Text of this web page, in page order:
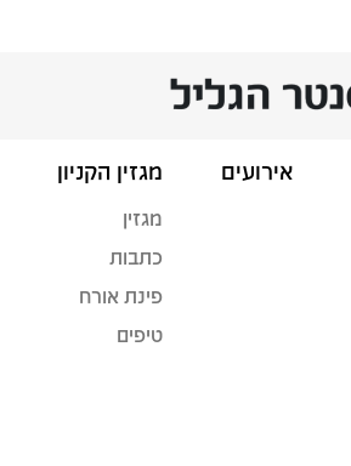
אירועים מגזין הקניון
מגזין
כתבות
פינת אורח
טיפים